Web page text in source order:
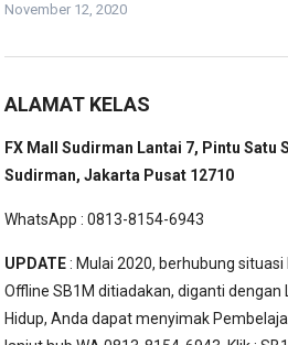
November 12, 2020
ALAMAT KELAS
FX Mall Sudirman Lantai 7, Pintu Satu
Sudirman, Jakarta Pusat 12710
WhatsApp : 0813-8154-6943
UPDATE: Mulai 2020, berhubung
Offline SB1M ditiadakan, diganti dengan
Hidup, Anda dapat menyimak